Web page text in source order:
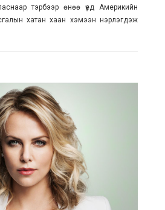
тэрбээр өнөө үед Америкийн
хатан хаан хэмээн нэрлэгдэж